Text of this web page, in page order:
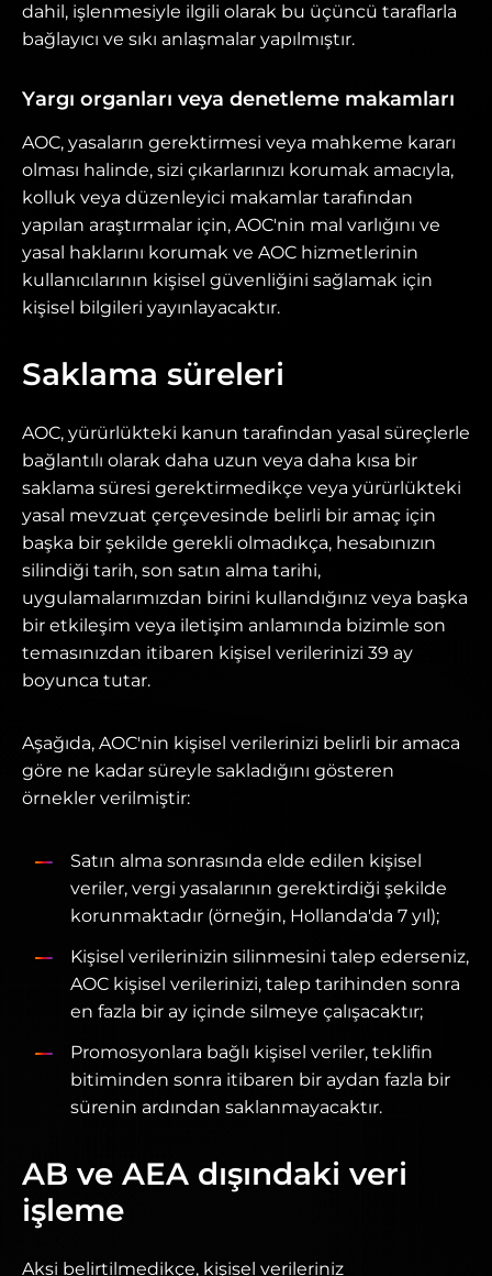
dahil, işlenmesiyle ilgili olarak bu üçüncü taraflarla
bağlayıcı ve sıkı anlaşmalar yapılmıştır.
Yargı organları veya denetleme makamları
AOC, yasaların gerektirmesi veya mahkeme kararı
olması halinde, sizi çıkarlarınızı korumak amacıyla,
kolluk veya düzenleyici makamlar tarafından
yapılan araştırmalar için, AOC'nin mal varlığını ve
yasal haklarını korumak ve AOC hizmetlerinin
kullanıcılarının kişisel güvenliğini sağlamak için
kişisel bilgileri yayınlayacaktır.
Saklama süreleri
AOC, yürürlükteki kanun tarafından yasal süreçlerle
bağlantılı olarak daha uzun veya daha kısa bir
saklama süresi gerektirmedikçe veya yürürlükteki
yasal mevzuat çerçevesinde belirli bir amaç için
başka bir şekilde gerekli olmadıkça, hesabınızın
silindiği tarih, son satın alma tarihi,
uygulamalarımızdan birini kullandığınız veya başka
bir etkileşim veya iletişim anlamında bizimle son
temasınızdan itibaren kişisel verilerinizi 39 ay
boyunca tutar.
Aşağıda, AOC'nin kişisel verilerinizi belirli bir amaca
göre ne kadar süreyle sakladığını gösteren
örnekler verilmiştir:
Satın alma sonrasında elde edilen kişisel
veriler, vergi yasalarının gerektirdiği şekilde
korunmaktadır (örneğin, Hollanda'da 7 yıl);
Kişisel verilerinizin silinmesini talep ederseniz,
AOC kişisel verilerinizi, talep tarihinden sonra
en fazla bir ay içinde silmeye çalışacaktır;
Promosyonlara bağlı kişisel veriler, teklifin
bitiminden sonra itibaren bir aydan fazla bir
sürenin ardından saklanmayacaktır.
AB ve AEA dışındaki veri
işleme
Aksi belirtilmedikçe, kişisel verileriniz